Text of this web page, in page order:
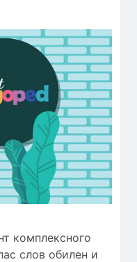
комплексного
слов обилен и